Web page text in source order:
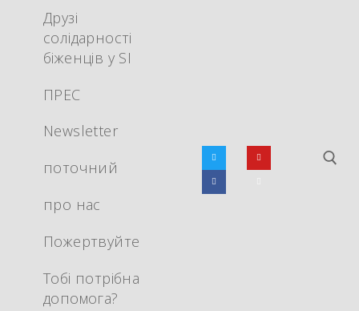
ПерейтиДрузі
солідарності
біженців у SI
ПРЕС
Newsletter
поточний
про нас
Пожертвуйте
Тобі потрібна
допомога?